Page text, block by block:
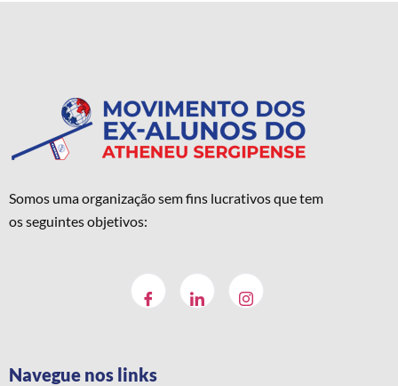
Somos uma organização sem fins lucrativos que tem
os seguintes objetivos:
Navegue nos links